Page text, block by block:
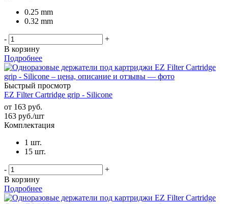
0.25 mm
0.32 mm
-
+
В корзину
Подробнее
Быстрый просмотр
EZ Filter Cartridge grip - Silicone
от 163 руб.
163 руб./шт
Комплектация
1 шт.
15 шт.
-
+
В корзину
Подробнее